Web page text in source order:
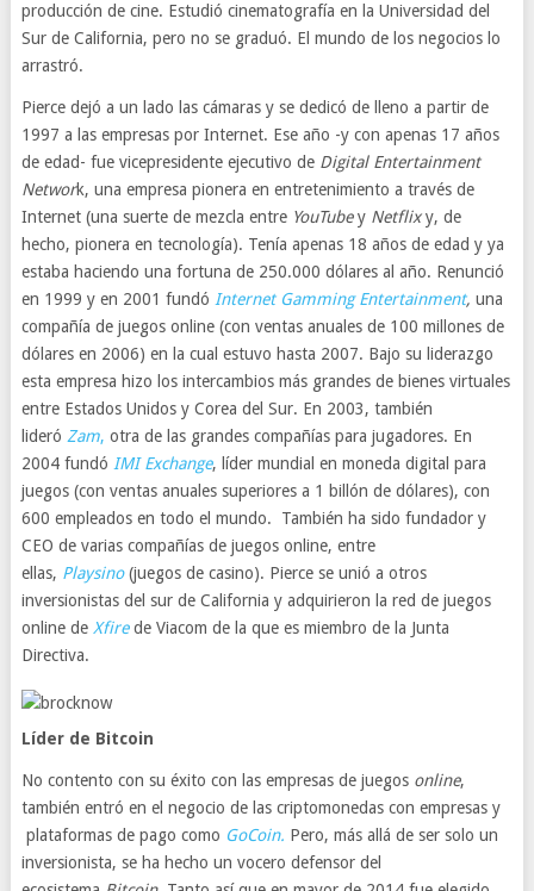
producción de cine. Estudió cinematografía en la Universidad del
Sur de California, pero no se graduó. El mundo de los negocios lo
arrastró.
Pierce dejó a un lado las cámaras y se dedicó de lleno a partir de
1997 a las empresas por Internet. Ese año -y con apenas 17 años
de edad- fue vicepresidente ejecutivo de Digital Entertainment
Network, una empresa pionera en entretenimiento a través de
Internet (una suerte de mezcla entreYouTubey Netflixy, de
hecho, pionera en tecnología). Tenía apenas 18 años de edad y ya
estaba haciendo una fortuna de 250.000 dólares al año. Renunció
en 1999 y en 2001 fundó Internet Gamming Entertainment, una
compañía de juegos online (con ventas anuales de 100 millones de
dólares en 2006) en la cual estuvo hasta 2007. Bajo su liderazgo
esta empresa hizo los intercambios más grandes de bienes virtuales
entre Estados Unidos y Corea del Sur. En 2003, también
lideró Zam, otra de las grandes compañías para jugadores. En
2004 fundó IMI Exchange, líder mundial en moneda digital para
juegos (con ventas anuales superiores a 1 billón de dólares), con
600 empleados en todo el mundo. También ha sido fundador y
CEO de varias compañías de juegos online, entre
ellas, Playsino(juegos de casino). Pierce se unió a otros
inversionistas del sur de California y adquirieron la red de juegos
online de Xfirede Viacom de la que es miembro de la Junta
Directiva.
Líder de Bitcoin
No contento con su éxito con las empresas de juegos online,
también entró en el negocio de las criptomonedas con empresas y
plataformas de pago como GoCoin. Pero, más allá de ser solo un
inversionista, se ha hecho un vocero defensor del